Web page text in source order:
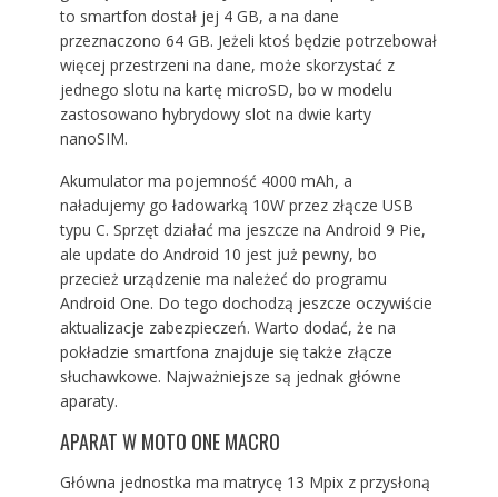
to smartfon dostał jej 4 GB, a na dane
przeznaczono 64 GB. Jeżeli ktoś będzie potrzebował
więcej przestrzeni na dane, może skorzystać z
jednego slotu na kartę microSD, bo w modelu
zastosowano hybrydowy slot na dwie karty
nanoSIM.
Akumulator ma pojemność 4000 mAh, a
naładujemy go ładowarką 10W przez złącze USB
typu C. Sprzęt działać ma jeszcze na Android 9 Pie,
ale update do Android 10 jest już pewny, bo
przecież urządzenie ma należeć do programu
Android One. Do tego dochodzą jeszcze oczywiście
aktualizacje zabezpieczeń. Warto dodać, że na
pokładzie smartfona znajduje się także złącze
słuchawkowe. Najważniejsze są jednak główne
aparaty.
APARAT W MOTO ONE MACRO
Główna jednostka ma matrycę 13 Mpix z przysłoną